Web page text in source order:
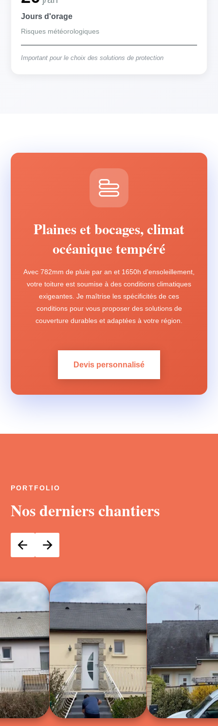
Jours d'orage
Risques météorologiques
Important pour le choix des solutions de protection
Plaines et bocages, climat
océanique tempéré
Avec 782mm de pluie par an et 1650h d'ensoleillement,
votre toiture est soumise à des conditions climatiques
exigeantes. Je maîtrise les spécificités de ces
conditions pour vous proposer des solutions de
couverture durables et adaptées à votre région.
Devis personnalisé
PORTFOLIO
Nos derniers chantiers